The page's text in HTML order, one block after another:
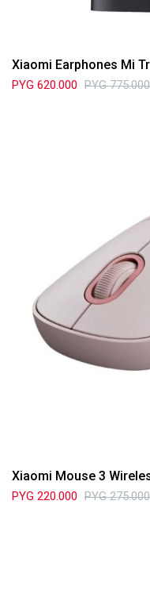
Xiaomi Earphones Mi
PYG 620.000 PYG 775.000
Xiaomi Mouse 3
PYG 220.000 PYG 275.000